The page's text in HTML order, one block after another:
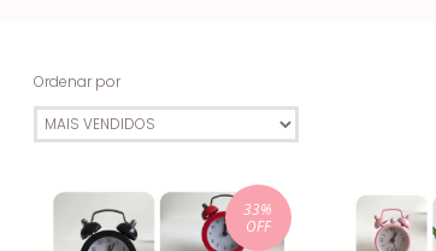
Ordenar por
33%
OFF